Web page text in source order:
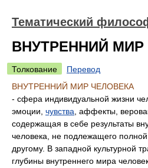
Тематический
ВНУТРЕННИЙ
Толкование
Перевод
ВНУТРЕННИЙ МИР ЧЕЛОВЕКА
- сфера индивидуальной жизни
эмоции, чувства , аффекты,
содержащая в себе результаты
человека, не подлежащего
другому. В западной культурной
глубины внутреннего мира